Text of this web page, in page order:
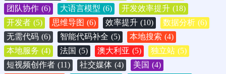
团队协作 (6) 大语言模型 (6) 开发效率提升 (18)
开发者 (5) 思维导图 (6) 效率提升 (10) 数据分析 (6)
无需代码 (6) 智能代码补全 (5) 本地搜索 (4)
本地服务 (4) 法国 (5) 澳大利亚 (5) 独立站 (5)
短视频创作者 (11) 社交媒体 (4) 美国 (4)